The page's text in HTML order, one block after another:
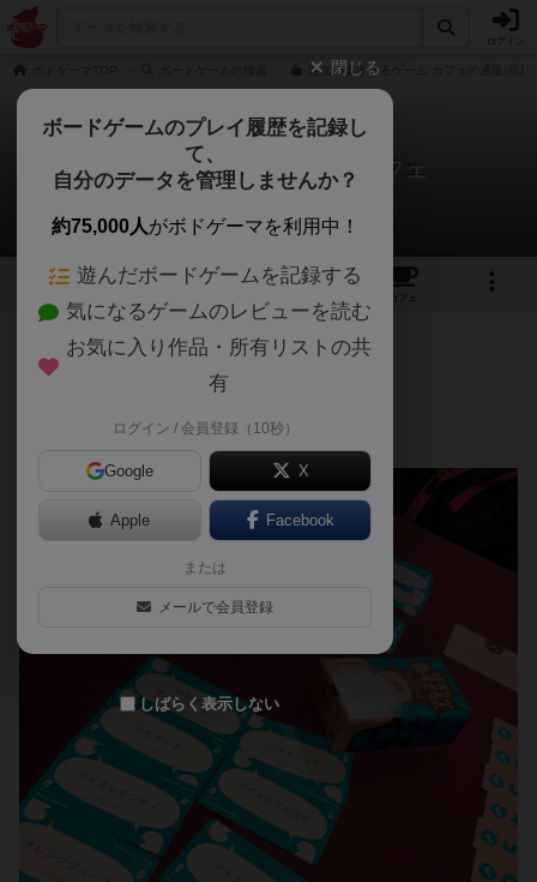
注文の多すぎるゲーム カフェの通販/商品
注文の多すぎるゲーム カフェ
雫/あまなつさんのレビュー
4 2 7
カフェ
367名 4名 0 4年以上前
カフェの注文をみんなで記憶するゲーム☕️
閉じる
ボードゲームのプレイ履歴を記録し
て、
自分のデータを管理しませんか？
約75,000人がボドゲーマを利用中！
遊んだボードゲームを記録する
気になるゲームのレビューを読む
お気に入り作品・所有リストの共
有
ログイン / 会員登録（10秒）
Google X
Apple Facebook
または
メールで会員登録
しばらく表示しない